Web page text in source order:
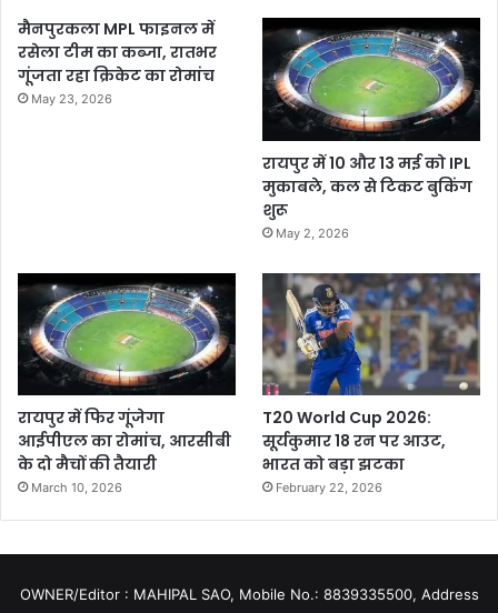
मैनपुरकला MPL फाइनल में
रसेला टीम का कब्जा, रातभर
गूंजता रहा क्रिकेट का रोमांच
May 23, 2026
रायपुर में 10 और 13 मई को IPL
मुकाबले, कल से टिकट बुकिंग
शुरू
May 2, 2026
रायपुर में फिर गूंजेगा
आईपीएल का रोमांच, आरसीबी
के दो मैचों की तैयारी
March 10, 2026
T20 World Cup 2026:
सूर्यकुमार 18 रन पर आउट,
भारत को बड़ा झटका
February 22, 2026
OWNER/Editor : MAHIPAL SAO, Mobile No.: 8839335500, Address